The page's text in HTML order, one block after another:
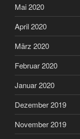
Mai 2020
April 2020
März 2020
Februar 2020
Januar 2020
Dezember 2019
November 2019